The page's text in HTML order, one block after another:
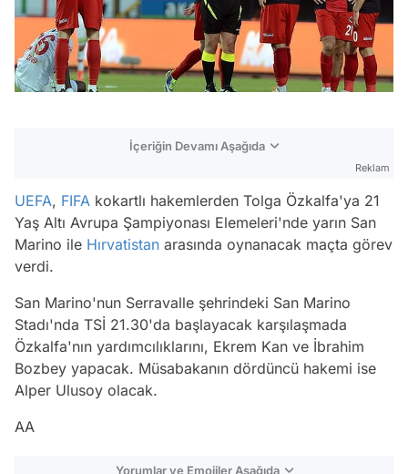
İçeriğin Devamı Aşağıda
Reklam
UEFA, FIFA kokartlı hakemlerden Tolga Özkalfa'ya 21
Yaş Altı Avrupa Şampiyonası Elemeleri'nde yarın San
Marino ile Hırvatistan arasında oynanacak maçta görev
verdi.
San Marino'nun Serravalle şehrindeki San Marino
Stadı'nda TSİ 21.30'da başlayacak karşılaşmada
Özkalfa'nın yardımcılıklarını, Ekrem Kan ve İbrahim
Bozbey yapacak. Müsabakanın dördüncü hakemi ise
Alper Ulusoy olacak.
AA
Yorumlar ve Emojiler Aşağıda